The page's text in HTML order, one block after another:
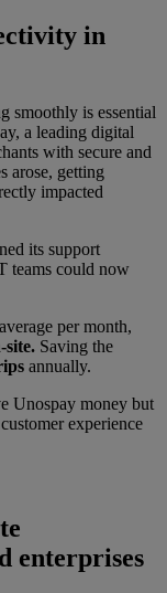
in
smoothly is essential
a leading digital
with secure and
arose, getting
impacted
its support
teams could now
per month,
site. Saving the
annually.
Unospay money but
experience
enterprises